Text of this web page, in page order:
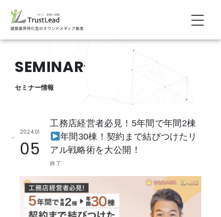
SEMINAR
セミナー情報
2024.01
05
工務店経営者必見！5年間で年間2棟
年間30棟！契約まで結びつけたリ
アル戦略術を大公開！
終了